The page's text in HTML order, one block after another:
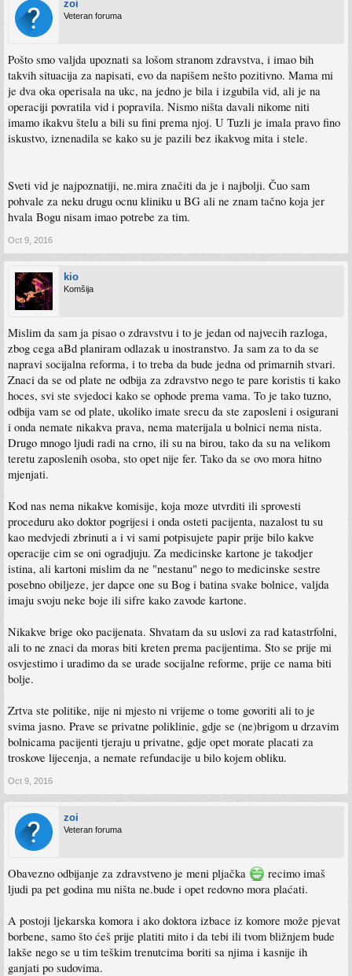
zoi
Veteran foruma
Pošto smo valjda upoznati sa lošom stranom zdravstva, i imao bih
takvih situacija za napisati, evo da napišem nešto pozitivno. Mama mi
je dva oka operisala na ukc, na jedno je bila i izgubila vid, ali je na
operaciji povratila vid i popravila. Nismo ništa davali nikome niti
imamo ikakvu štelu a bili su fini prema njoj. U Tuzli je imala pravo fino
iskustvo, iznenadila se kako su je pazili bez ikakvog mita i stele.
Sveti vid je najpoznatiji, ne.mira značiti da je i najbolji. Čuo sam
pohvale za neku drugu ocnu kliniku u BG ali ne znam tačno koja jer
hvala Bogu nisam imao potrebe za tim.
Oct 9, 2016
kio
Komšija
Mislim da sam ja pisao o zdravstvu i to je jedan od najvecih razloga,
zbog cega aBd planiram odlazak u inostranstvo. Ja sam za to da se
napravi socijalna reforma, i to treba da bude jedna od primarnih stvari.
Znaci da se od plate ne odbija za zdravstvo nego te pare koristis ti kako
hoces, svi ste svjedoci kako se ophode prema vama. To je tako tuzno,
odbija vam se od plate, ukoliko imate srecu da ste zaposleni i osigurani
i onda nemate nikakva prava, nema materijala u bolnici nema nista.
Drugo mnogo ljudi radi na crno, ili su na birou, tako da su na velikom
teretu zaposlenih osoba, sto opet nije fer. Tako da se ovo mora hitno
mjenjati.
Kod nas nema nikakve komisije, koja moze utvrditi ili sprovesti
proceduru ako doktor pogrijesi i onda osteti pacijenta, nazalost tu su
kao medvjedi zbrinuti a i vi sami potpisujete papir prije bilo kakve
operacije cim se oni ogradjuju. Za medicinske kartone je takodjer
istina, ali kartoni mislim da ne "nestanu" nego to medicinske sestre
posebno obiljeze, jer dapce one su Bog i batina svake bolnice, valjda
imaju svoju neke boje ili sifre kako zavode kartone.
Nikakve brige oko pacijenata. Shvatam da su uslovi za rad katastrfolni,
ali to ne znaci da moras biti kreten prema pacijentima. Sto se prije mi
osvjestimo i uradimo da se urade socijalne reforme, prije ce nama biti
bolje.
Zrtva ste politike, nije ni mjesto ni vrijeme o tome govoriti ali to je
svima jasno. Prave se privatne poliklinie, gdje se (ne)brigom u drzavim
bolnicama pacijenti tjeraju u privatne, gdje opet morate placati za
troskove lijecenja, a nemate refundacije u bilo kojem obliku.
Oct 9, 2016
zoi
Veteran foruma
Obavezno odbijanje za zdravstveno je meni pljačka
recimo imaš
ljudi pa pet godina mu ništa ne.bude i opet redovno mora plaćati.
A postoji ljekarska komora i ako doktora izbace iz komore može pjevat
borbene, samo što ćeš prije platiti mito i da tebi ili tvom bližnjem bude
lakše nego se u tim teškim trenutcima boriti sa njima i kasnije ih
ganjati po sudovima.